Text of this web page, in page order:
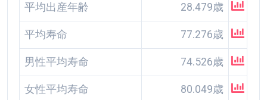
平均出産年齢 28.479歳
平均寿命 77.276歳
男性平均寿命 74.526歳
女性平均寿命 80.049歳